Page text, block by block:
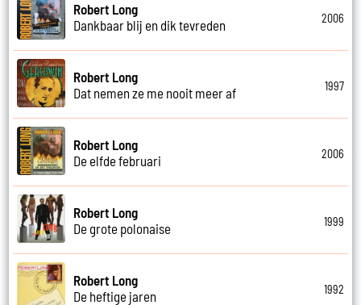
Robert Long
Dankbaar blij en dik tevreden
2006
Robert Long
Dat nemen ze me nooit meer af
1997
Robert Long
De elfde februari
2006
Robert Long
De grote polonaise
1999
Robert Long
De heftige jaren
1992